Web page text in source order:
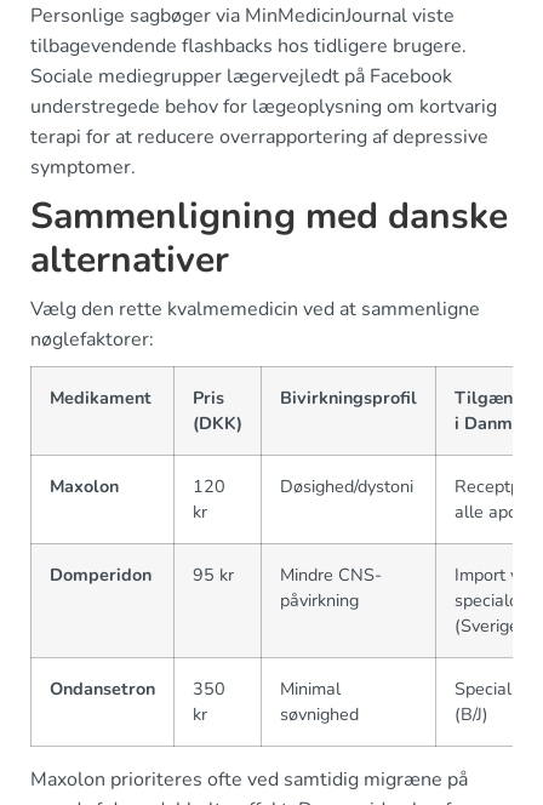
Personlige sagbøger via MinMedicinJournal viste
tilbagevendende flashbacks hos tidligere brugere.
Sociale mediegrupper lægervejledt på Facebook
understregede behov for lægeoplysning om kortvarig
terapi for at reducere overrapportering af depressive
symptomer.
Sammenligning med danske
alternativer
Vælg den rette kvalmemedicin ved at sammenligne
nøglefaktorer:
Medikament
Pris
(DKK)
Bivirkningsprofil
i Danmark
Maxolon
120
kr
Døsighed/dystoni
alle
Domperidon 95 kr
Mindre CNS-
påvirkning
Import via
(Sverige)
Ondansetron
350
kr
Minimal
søvnighed
(B/J)
Maxolon prioriteres ofte ved samtidig migræne på